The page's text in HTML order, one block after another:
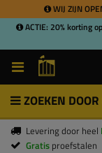
WIJ ZIJN
ACTIE: 20% korting
ZOEKEN
Levering door heel
Gratis proefstalen